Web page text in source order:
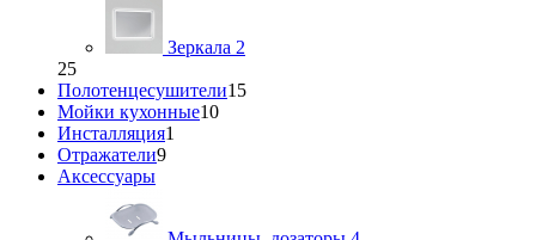
Зеркала 2
25
Полотенцесушители15
Мойки кухонные10
Инсталляция1
Отражатели9
Аксессуары